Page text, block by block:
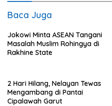
Baca Juga
Jokowi Minta ASEAN Tangani
Masalah Muslim Rohingya di
Rakhine State
2 Hari Hilang, Nelayan Tewas
Mengambang di Pantai
Cipalawah Garut